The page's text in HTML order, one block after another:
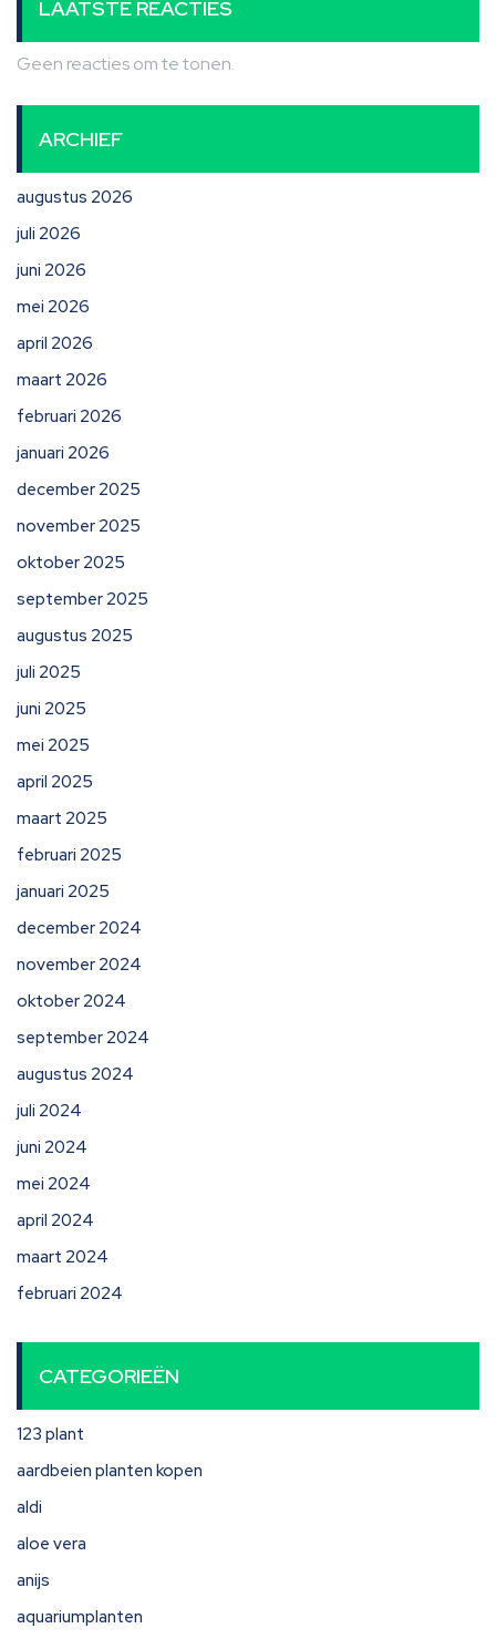
LAATSTE REACTIES
Geen reacties om te tonen.
ARCHIEF
augustus 2026
juli 2026
juni 2026
mei 2026
april 2026
maart 2026
februari 2026
januari 2026
december 2025
november 2025
oktober 2025
september 2025
augustus 2025
juli 2025
juni 2025
mei 2025
april 2025
maart 2025
februari 2025
januari 2025
december 2024
november 2024
oktober 2024
september 2024
augustus 2024
juli 2024
juni 2024
mei 2024
april 2024
maart 2024
februari 2024
CATEGORIEËN
123 plant
aardbeien planten kopen
aldi
aloe vera
anijs
aquariumplanten